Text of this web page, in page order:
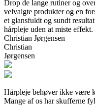
Drop de lange rutiner og
velvalgte produkter og en
et glansfuldt og sundt
hårpleje uden at miste effekt.
Christian Jørgensen
Christian
Jørgensen
Hårpleje behøver ikke være
Mange af os har skufferne